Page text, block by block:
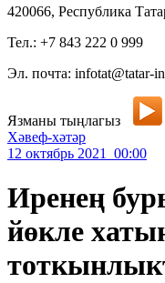
420066, Республика
Тел.: +7 843 222 0 999
Эл. почта: infotat@tatar-
Язманы тыңлагыз
Хәвеф-хәтәр
12 октябрь 2021 00:00
Иренең
йөкле